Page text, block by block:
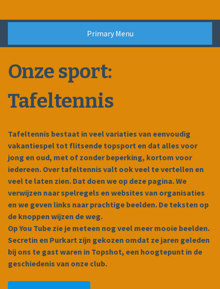
to
Primary Menu
Onze sport:
Tafeltennis
Tafeltennis bestaat in veel variaties van eenvoudig
vakantiespel tot flitsende topsport en dat alles voor
jong en oud, met of zonder beperking, kortom voor
iedereen. Over tafeltennis valt ook veel te vertellen en
veel te laten zien. Dat doen we op deze pagina. We
verwijzen naar spelregels en websites van organisaties
en we geven links naar prachtige beelden. De teksten op
de knoppen wijzen de weg.
Op You Tube zie je meteen nog veel meer mooie beelden.
Secretin en Purkart zijn gekozen omdat ze jaren geleden
bij ons te gast waren in Topshot, een hoogtepunt in de
geschiedenis van onze club.